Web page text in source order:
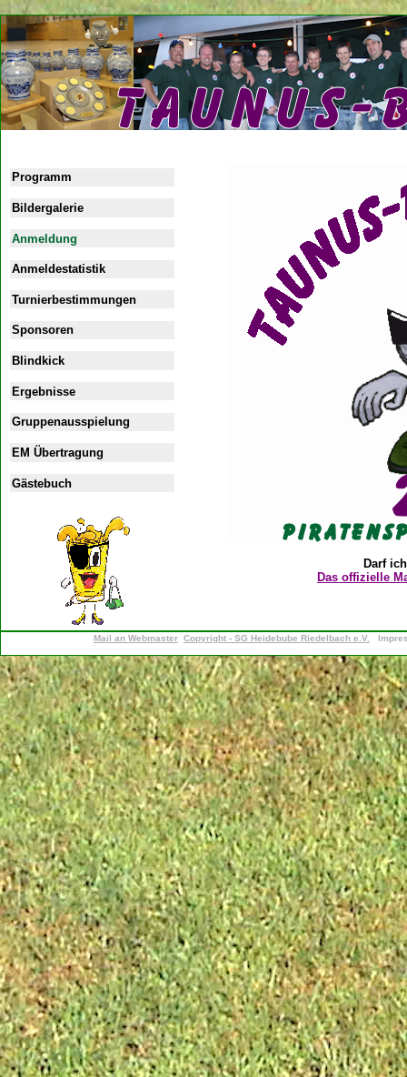
Programm
Bildergalerie
Anmeldung
Anmeldestatistik
Turnierbestimmungen
Sponsoren
Blindkick
Ergebnisse
Gruppenausspielung
EM Übertragung
Gästebuch
Darf
Das offizielle
Mail an Webmaster Copyright - SG Heidebube Riedelbach e.V.